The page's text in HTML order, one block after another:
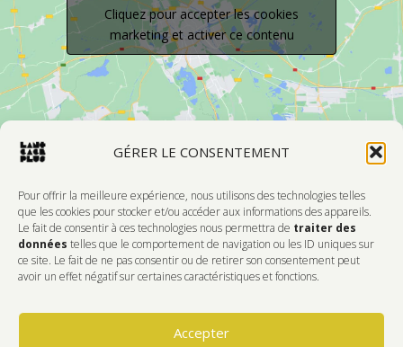
GÉRER LE CONSENTEMENT
Pour offrir la meilleure expérience, nous utilisons des technologies telles
que les cookies pour stocker et/ou accéder aux informations des appareils.
Le fait de consentir à ces technologies nous permettra de traiter des
données telles que le comportement de navigation ou les ID uniques sur
ce site. Le fait de ne pas consentir ou de retirer son consentement peut
avoir un effet négatif sur certaines caractéristiques et fonctions.
Accepter
Cliquez pour accepter les cookies
marketing et activer ce contenu
Devenir Membre
DONNEZ DE L'AMOUR À VOTRE CENTRE